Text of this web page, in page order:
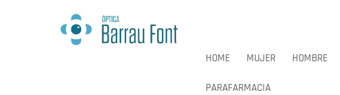
HOME MUJER HOMBRE
PARAFARMACIA